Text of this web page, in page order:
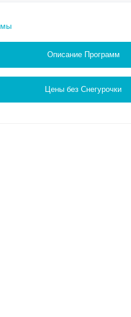
Описание Программ
Цены без Снегурочки